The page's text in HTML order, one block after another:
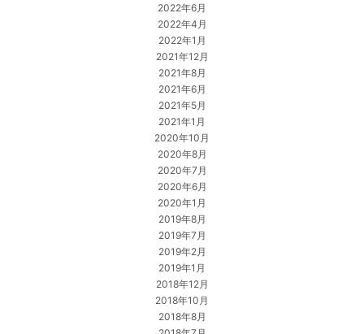
2022年6月
2022年4月
2022年1月
2021年12月
2021年8月
2021年6月
2021年5月
2021年1月
2020年10月
2020年8月
2020年7月
2020年6月
2020年1月
2019年8月
2019年7月
2019年2月
2019年1月
2018年12月
2018年10月
2018年8月